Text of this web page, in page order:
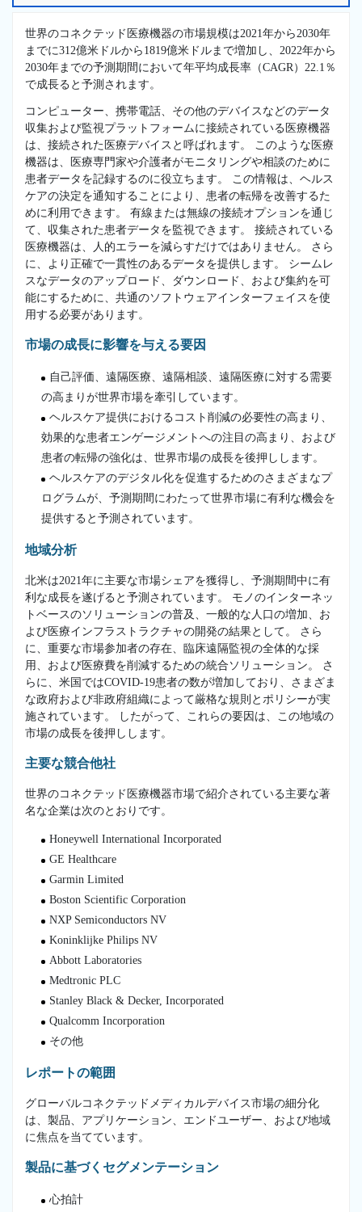
世界のコネクテッド医療機器の市場規模は2021年から2030年
までに312億米ドルから1819億米ドルまで増加し、2022年から
2030年までの予測期間において年平均成長率（CAGR）22.1％
で成長ると予測されます。
コンピューター、携帯電話、その他のデバイスなどのデータ
収集および監視プラットフォームに接続されている医療機器
は、接続された医療デバイスと呼ばれます。 このような医療
機器は、医療専門家や介護者がモニタリングや相談のために
患者データを記録するのに役立ちます。 この情報は、ヘルス
ケアの決定を通知することにより、患者の転帰を改善するた
めに利用できます。 有線または無線の接続オプションを通じ
て、収集された患者データを監視できます。 接続されている
医療機器は、人的エラーを減らすだけではありません。 さら
に、より正確で一貫性のあるデータを提供します。 シームレ
スなデータのアップロード、ダウンロード、および集約を可
能にするために、共通のソフトウェアインターフェイスを使
用する必要があります。
市場の成長に影響を与える要因
自己評価、遠隔医療、遠隔相談、遠隔医療に対する需要
の高まりが世界市場を牽引しています。
ヘルスケア提供におけるコスト削減の必要性の高まり、
効果的な患者エンゲージメントへの注目の高まり、および
患者の転帰の強化は、世界市場の成長を後押しします。
ヘルスケアのデジタル化を促進するためのさまざまなプ
ログラムが、予測期間にわたって世界市場に有利な機会を
提供すると予測されています。
地域分析
北米は2021年に主要な市場シェアを獲得し、予測期間中に有
利な成長を遂げると予測されています。 モノのインターネッ
トベースのソリューションの普及、一般的な人口の増加、お
よび医療インフラストラクチャの開発の結果として。 さら
に、重要な市場参加者の存在、臨床遠隔監視の全体的な採
用、および医療費を削減するための統合ソリューション。 さ
らに、米国ではCOVID-19患者の数が増加しており、さまざま
な政府および非政府組織によって厳格な規則とポリシーが実
施されています。 したがって、これらの要因は、この地域の
市場の成長を後押しします。
主要な競合他社
世界のコネクテッド医療機器市場で紹介されている主要な著
名な企業は次のとおりです。
Honeywell International Incorporated
GE Healthcare
Garmin Limited
Boston Scientific Corporation
NXP Semiconductors NV
Koninklijke Philips NV
Abbott Laboratories
Medtronic PLC
Stanley Black & Decker, Incorporated
Qualcomm Incorporation
その他
レポートの範囲
グローバルコネクテッドメディカルデバイス市場の細分化
は、製品、アプリケーション、エンドユーザー、および地域
に焦点を当てています。
製品に基づくセグメンテーション
心拍計